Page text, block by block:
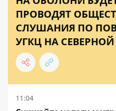
ПРОВОДЯТ
СЛУШАНИЯ ПО
УГКЦ НА СЕВЕРНОЙ
11:04